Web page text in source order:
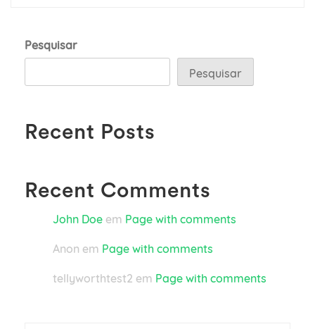
Pesquisar
Pesquisar
Recent Posts
Recent Comments
John Doe em Page with comments
Anon em Page with comments
tellyworthtest2 em Page with comments